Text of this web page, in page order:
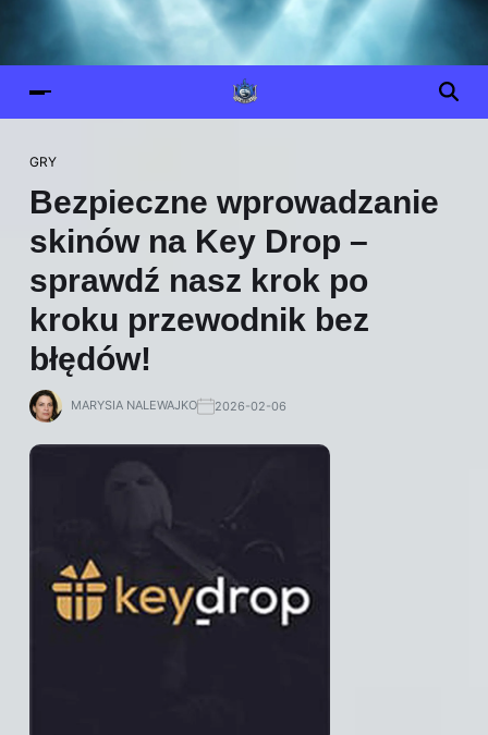
GRY
Bezpieczne wprowadzanie
skinów na Key Drop –
sprawdź nasz krok po
kroku przewodnik bez
błędów!
MARYSIA NALEWAJKO 2026-02-06